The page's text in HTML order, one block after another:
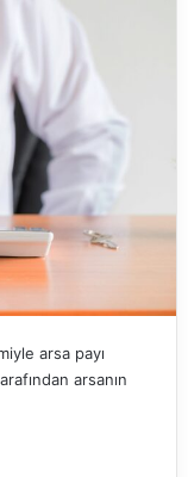
arsa payı
arsanın